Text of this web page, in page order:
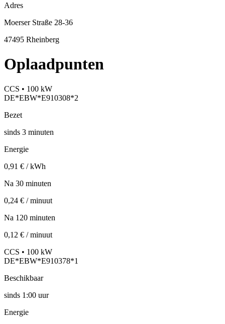
Adres
Moerser Straße 28-36
47495 Rheinberg
Oplaadpunten
CCS • 100 kW
DE*EBW*E910308*2
Bezet
sinds 3 minuten
Energie
0,91 € / kWh
Na 30 minuten
0,24 € / minuut
Na 120 minuten
0,12 € / minuut
CCS • 100 kW
DE*EBW*E910378*1
Beschikbaar
sinds 1:00 uur
Energie